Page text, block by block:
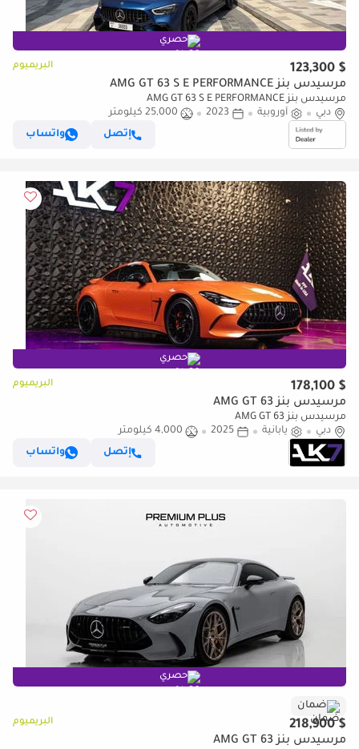
حصري
$ 123,300 البريميوم
مرسيدس بنز AMG GT 63 S E PERFORMANCE
مرسيدس بنز AMG GT 63 S E PERFORMANCE
دبي
أوروبية 2023
25,000 كيلومتر
إتصل
واتساب
حصري
$ 178,100 البريميوم
مرسيدس بنز AMG GT 63
مرسيدس بنز AMG GT 63
دبي
يابانية 2025
4,000 كيلومتر
إتصل
واتساب
حصري
ضمان
$ 218,900 البريميوم
مرسيدس بنز AMG GT 63